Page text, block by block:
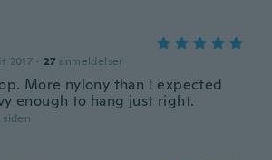
2017 · 27 anmeldelser
More nylony than I expected
enough to hang just right.